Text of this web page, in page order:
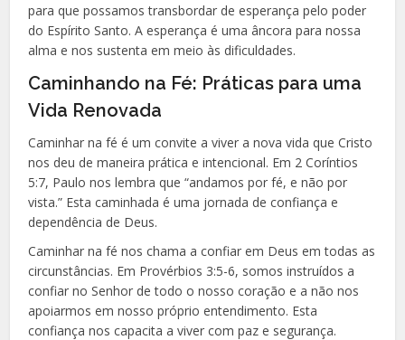
para que possamos transbordar de esperança pelo poder
do Espírito Santo. A esperança é uma âncora para nossa
alma e nos sustenta em meio às dificuldades.
Caminhando na Fé: Práticas para uma
Vida Renovada
Caminhar na fé é um convite a viver a nova vida que Cristo
nos deu de maneira prática e intencional. Em 2 Coríntios
5:7, Paulo nos lembra que “andamos por fé, e não por
vista.” Esta caminhada é uma jornada de confiança e
dependência de Deus.
Caminhar na fé nos chama a confiar em Deus em todas as
circunstâncias. Em Provérbios 3:5-6, somos instruídos a
confiar no Senhor de todo o nosso coração e a não nos
apoiarmos em nosso próprio entendimento. Esta
confiança nos capacita a viver com paz e segurança.